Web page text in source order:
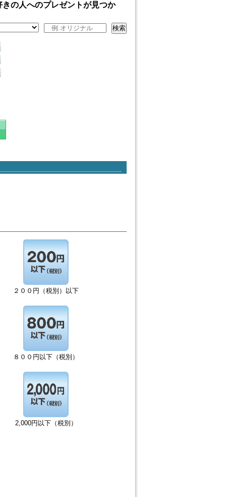
の人へのプレゼントが見つか
検索
２００円（税別）以下
８００円以下（税別）
2,000円以下（税別）